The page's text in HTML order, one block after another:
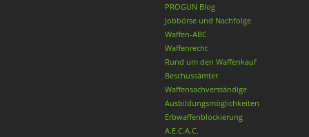
PROGUN Blog
Jobbörse und Nachfolge
Waffen-ABC
Waffenrecht
Rund um den Waffenkauf
Beschussämter
Waffensachverständige
Ausbildungsmöglichkeiten
Erbwaffenblockierung
A.E.C.A.C.